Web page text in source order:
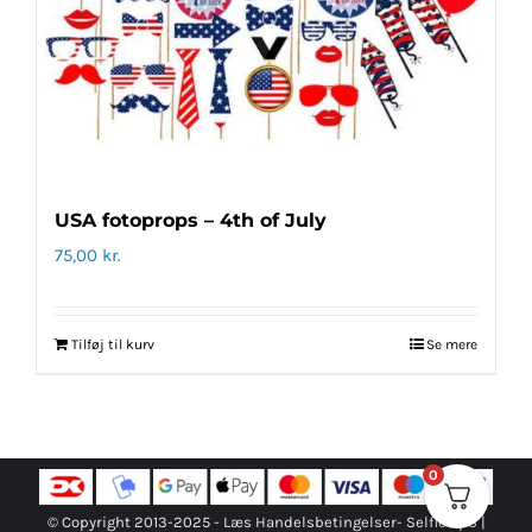
USA fotoprops – 4th of July
75,00 kr.
Tilføj til kurv Se mere
© Copyright 2013-2025 - Læs Handelsbetingelser- Selfie ApS |
0